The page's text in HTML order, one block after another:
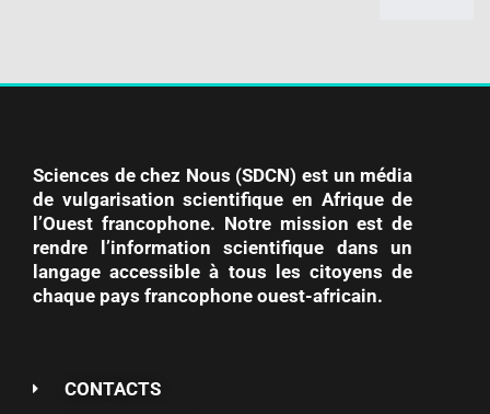
Sciences de chez Nous (SDCN) est un média
de vulgarisation scientifique en Afrique de
l’Ouest francophone. Notre mission est de
rendre l’information scientifique dans un
langage accessible à tous les citoyens de
chaque pays francophone ouest-africain.
CONTACTS